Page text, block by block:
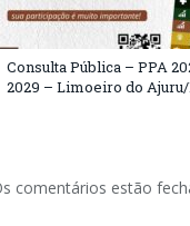
Consulta Pública – PPA
2029 – Limoeiro do
comentários estão